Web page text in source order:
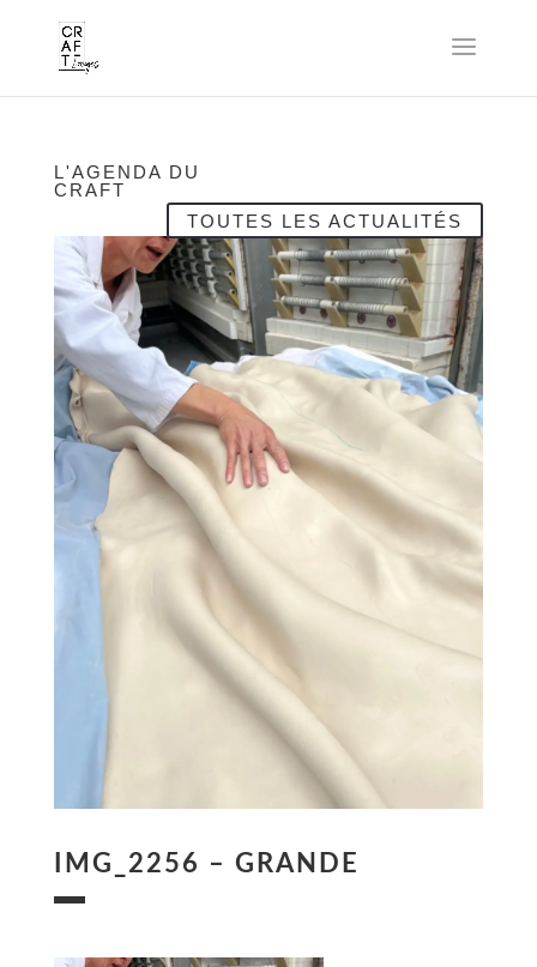
L'AGENDA DU
CRAFT
TOUTES LES ACTUALITÉS
IMG_2256 – GRANDE